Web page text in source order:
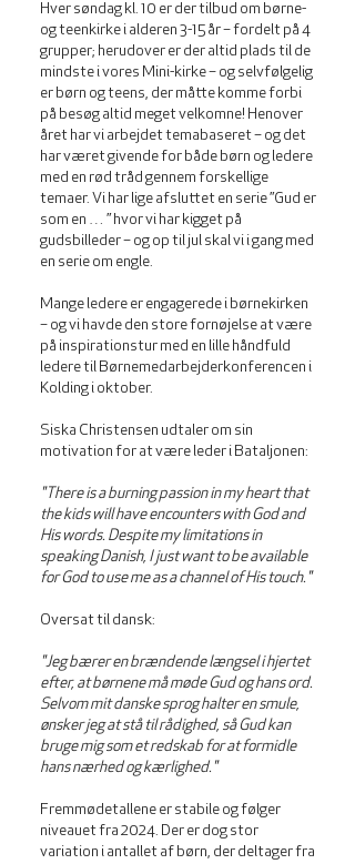
Hver søndag kl. 10 er der tilbud om børne-
og teenkirke i alderen 3-15 år – fordelt på 4
grupper; herudover er der altid plads til de
mindste i vores Mini-kirke – og selvfølgelig
er børn og teens, der måtte komme forbi
på besøg altid meget velkomne! Henover
året har vi arbejdet temabaseret – og det
har været givende for både børn og ledere
med en rød tråd gennem forskellige
temaer. Vi har lige afsluttet en serie ”Gud er
som en … ” hvor vi har kigget på
gudsbilleder – og op til jul skal vi i gang med
en serie om engle.
Mange ledere er engagerede i børnekirken
– og vi havde den store fornøjelse at være
på inspirationstur med en lille håndfuld
ledere til Børnemedarbejderkonferencen i
Kolding i oktober.
Siska Christensen udtaler om sin
motivation for at være leder i Bataljonen:
"There is a burning passion in my heart that
the kids will have encounters with God and
His words. Despite my limitations in
speaking Danish, I just want to be available
for God to use me as a channel of His touch."
Oversat til dansk:
"Jeg bærer en brændende længsel i hjertet
efter, at børnene må møde Gud og hans ord.
Selvom mit danske sprog halter en smule,
ønsker jeg at stå til rådighed, så Gud kan
bruge mig som et redskab for at formidle
hans nærhed og kærlighed."
Fremmødetallene er stabile og følger
niveauet fra 2024. Der er dog stor
variation i antallet af børn, der deltager fra